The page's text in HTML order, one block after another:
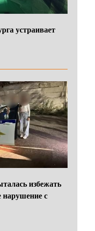
устраивает
избежать
нарушение с